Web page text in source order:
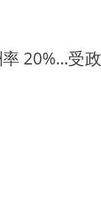
20%...受政